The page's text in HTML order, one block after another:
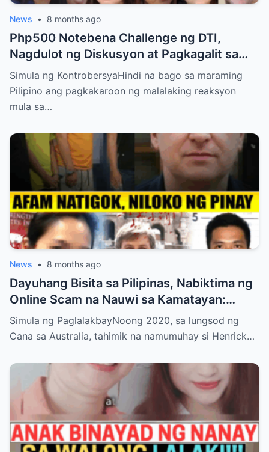
News • 8 months ago
Php500 Notebena Challenge ng DTI,
Nagdulot ng Diskusyon at Pagkagalit sa
mga Celebrities at Politicians
Simula ng KontrobersyaHindi na bago sa maraming
Pilipino ang pagkakaroon ng malalaking reaksyon
mula sa…
News • 8 months ago
Dayuhang Bisita sa Pilipinas, Nabiktima ng
Online Scam na Nauwi sa Kamatayan:
Kwento ng Pagkakanulo at Trahedya
Simula ng PaglalakbayNoong 2020, sa lungsod ng
Cana sa Australia, tahimik na namumuhay si Henrick…